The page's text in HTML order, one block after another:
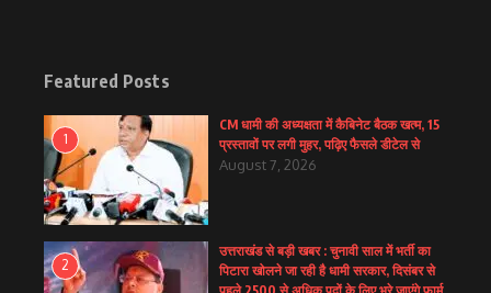
Featured Posts
1
CM धामी की अध्यक्षता में कैबिनेट बैठक खत्म, 15
प्रस्तावों पर लगी मुहर, पढ़िए फैसले डीटेल से
August 7, 2026
2
उत्तराखंड से बड़ी खबर : चुनावी साल में भर्ती का
पिटारा खोलने जा रही है धामी सरकार, दिसंबर से